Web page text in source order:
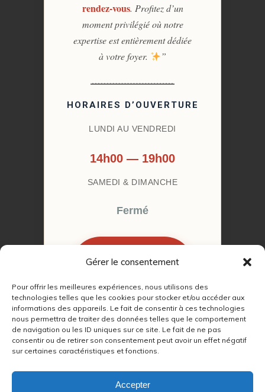
Gérer le consentement
Pour offrir les meilleures expériences, nous utilisons des
technologies telles que les cookies pour stocker et/ou accéder aux
informations des appareils. Le fait de consentir à ces technologies
nous permettra de traiter des données telles que le comportement
de navigation ou les ID uniques sur ce site. Le fait de ne pas
consentir ou de retirer son consentement peut avoir un effet négatif
sur certaines caractéristiques et fonctions.
Accepter
rendez-vous. Profitez d’un
moment privilégié où notre
expertise est entièrement dédiée
à votre foyer.
”
HORAIRES D’OUVERTURE
LUNDI AU VENDREDI
14h00 — 19h00
SAMEDI & DIMANCHE
Fermé
RENDEZ-VOUS
© 2022 – 2026Autour du Feu 77
RGPD